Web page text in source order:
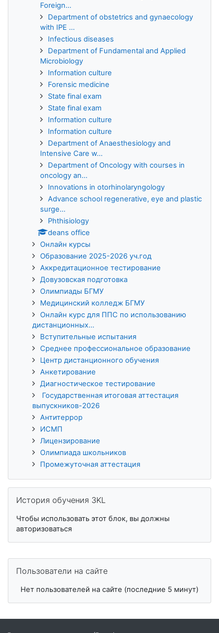
Foreign...
Department of obstetrics and gynaecology
with IPE ...
Infectious diseases
Department of Fundamental and Applied
Microbiology
Information culture
Forensic medicine
State final exam
State final exam
Information culture
Information culture
Department of Anaesthesiology and
Intensive Care w...
Department of Oncology with courses in
oncology an...
Innovations in otorhinolaryngology
Advance school regenerative, eye and plastic
surge...
Phthisiology
deans office
Онлайн курсы
Образование 2025-2026 уч.год
Аккредитационное тестирование
Довузовская подготовка
Олимпиады БГМУ
Медицинский колледж БГМУ
Онлайн курс для ППС по использованию
дистанционных...
Вступительные испытания
Среднее профессиональное образование
Центр дистанционного обучения
Анкетирование
Диагностическое тестирование
Государственная итоговая аттестация
выпускников-2026
Антитеррор
ИСМП
Лицензирование
Олимпиада школьников
Промежуточная аттестация
История обучения 3KL
Чтобы использовать этот блок, вы должны
авторизоваться
Пользователи на сайте
Нет пользователей на сайте (последние 5 минут)